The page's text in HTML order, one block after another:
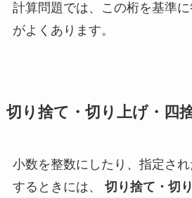
計算問題では、この桁を基準
がよくあります。
切り捨て・切り上げ・四
小数を整数にしたり、指定さ
するときには、 切り捨て・切